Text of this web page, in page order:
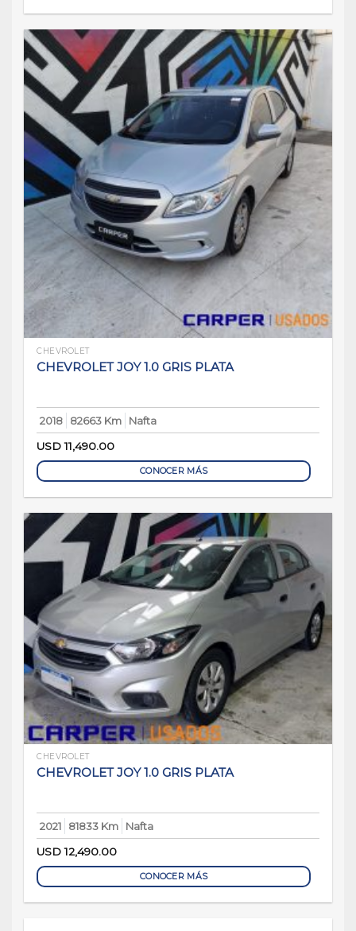
CHEVROLET
CHEVROLET JOY 1.0 GRIS PLATA
2018 82663 Km
Nafta
USD11,490.00
CONOCER MÁS
CHEVROLET
CHEVROLET JOY 1.0 GRIS PLATA
2021 81833 Km
Nafta
USD12,490.00
CONOCER MÁS